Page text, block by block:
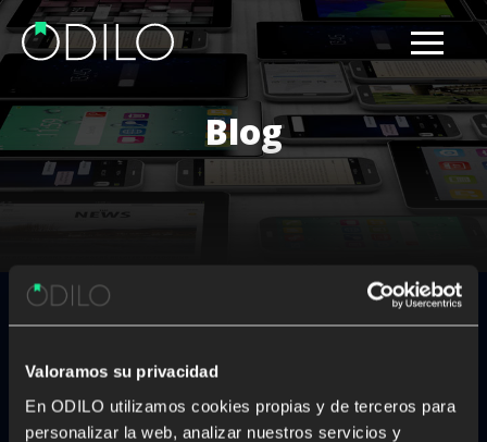
Valoramos su privacidad
En ODILO utilizamos cookies propias y de terceros para
personalizar la web, analizar nuestros servicios y
Blog
Results for: democratizing
education
Nothing Found